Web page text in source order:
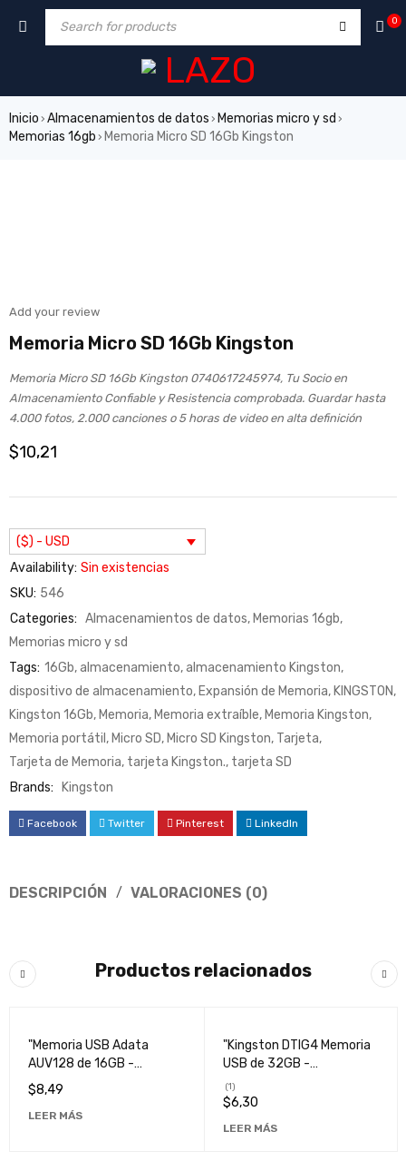
0
Inicio › Almacenamientos de datos › Memorias micro y sd ›
Memorias 16gb › Memoria Micro SD 16Gb Kingston
Add your review
Memoria Micro SD 16Gb Kingston
Memoria Micro SD 16Gb Kingston 0740617245974, Tu Socio en
Almacenamiento Confiable y Resistencia comprobada. Guardar hasta
4.000 fotos, 2.000 canciones o 5 horas de video en alta definición
$10,21
($) - USD
Availability: Sin existencias
SKU: 546
Categories: Almacenamientos de datos, Memorias 16gb,
Memorias micro y sd
Tags: 16Gb,almacenamiento,almacenamiento Kingston,
dispositivo de almacenamiento, Expansión de Memoria, KINGSTON,
Kingston 16Gb, Memoria, Memoria extraíble, Memoria Kingston,
Memoria portátil , Micro SD, Micro SD Kingston, Tarjeta,
Tarjeta de Memoria, tarjeta Kingston., tarjeta SD
Brands:
Kingston
Facebook Twitter Pinterest LinkedIn
DESCRIPCIÓN VALORACIONES (0)
Productos relacionados
"Memoria USB Adata
AUV128 de 16GB -
Almacenamiento Portátil
y Rápido"
$8,49
LEER MÁS
"Kingston DTIG4 Memoria
USB de 32GB -
Almacenamiento Portátil
y Eficiente"
(1)
$6,30
LEER MÁS